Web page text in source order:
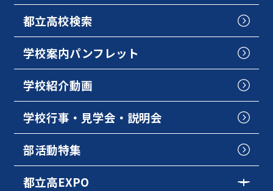
都立高校検索
学校案内パンフレット
学校紹介動画
学校行事・見学会・説明会
部活動特集
都立高EXPO